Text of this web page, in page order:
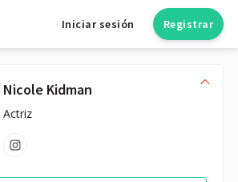
Iniciar sesión Registrar
Nicole Kidman
Actriz